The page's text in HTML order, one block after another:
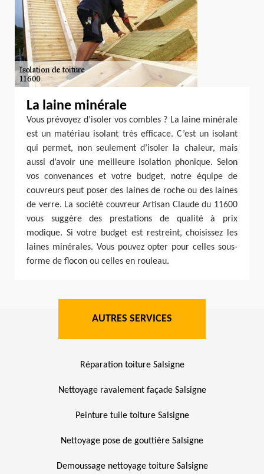
La laine minérale
Vous prévoyez d’isoler vos combles ? La laine minérale
est un matériau isolant très efficace. C’est un isolant
qui permet, non seulement d’isoler la chaleur, mais
aussi d’avoir une meilleure isolation phonique. Selon
vos convenances et votre budget, notre équipe de
couvreurs peut poser des laines de roche ou des laines
de verre. La société couvreur Artisan Claude du 11600
vous suggère des prestations de qualité à prix
modique. Si votre budget est restreint, choisissez les
laines minérales. Vous pouvez opter pour celles sous-
forme de flocon ou celles en rouleau.
AUTRES SERVICES
Réparation toiture Salsigne
Nettoyage ravalement façade Salsigne
Peinture tuile toiture Salsigne
Nettoyage pose de gouttière Salsigne
Demoussage nettoyage toiture Salsigne